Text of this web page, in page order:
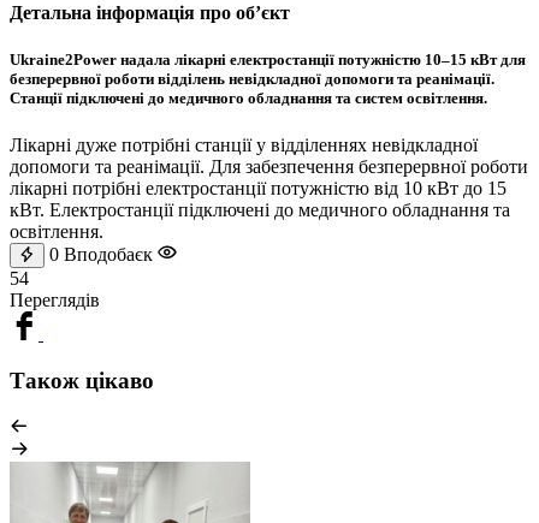
Детальна інформація про обʼєкт
Ukraine2Power надала лікарні електростанції потужністю 10–15 кВт для
безперервної роботи відділень невідкладної допомоги та реанімації.
Станції підключені до медичного обладнання та систем освітлення.
Лікарні дуже потрібні станції у відділеннях невідкладної
допомоги та реанімації. Для забезпечення безперервної роботи
лікарні потрібні електростанції потужністю від 10 кВт до 15
кВт. Електростанції підключені до медичного обладнання та
освітлення.
0 Вподобаєк
54
Переглядів
Також цікаво